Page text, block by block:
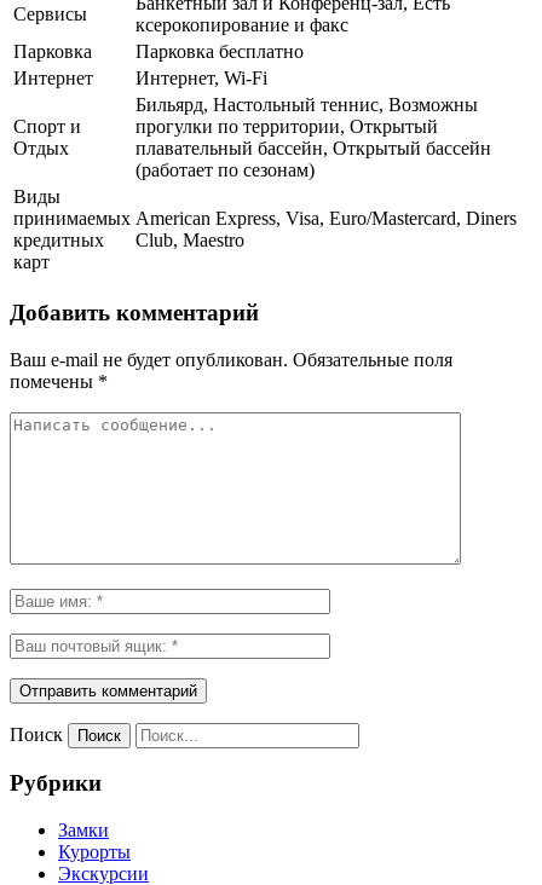
Сервисы
ксерокопирование и факс
Парковка
Парковка бесплатно
Интернет
Интернет, Wi-Fi
Спорт и
Отдых
Бильярд, Настольный теннис, Возможны
прогулки по территории, Открытый
плавательный бассейн, Открытый бассейн
(работает по сезонам)
Виды
принимаемых
кредитных
карт
American Express, Visa, Euro/Mastercard, Diners
Club, Maestro
Добавить комментарий
Ваш e-mail не будет опубликован. Обязательные поля
помечены *
Поиск
Рубрики
Замки
Курорты
Экскурсии